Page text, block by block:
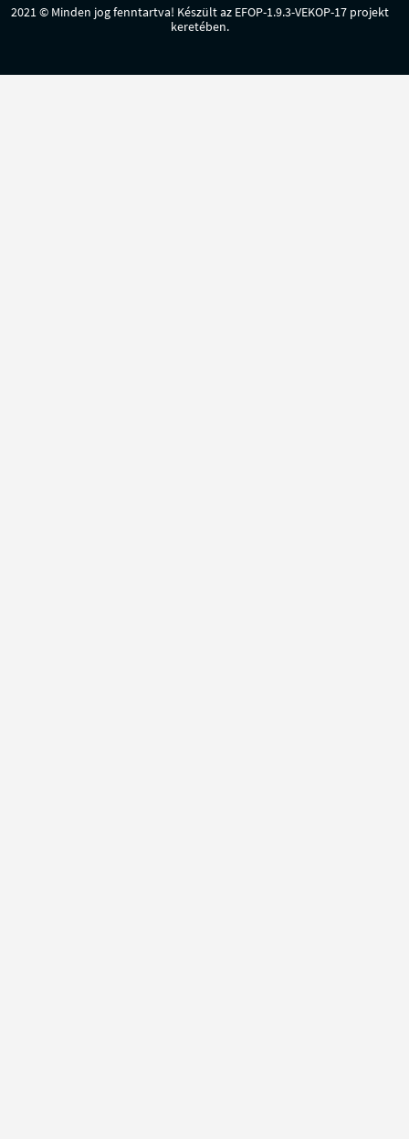
2021 © Minden jog fenntartva! Készült az EFOP-1.9.3-VEKOP-17 projekt
keretében.